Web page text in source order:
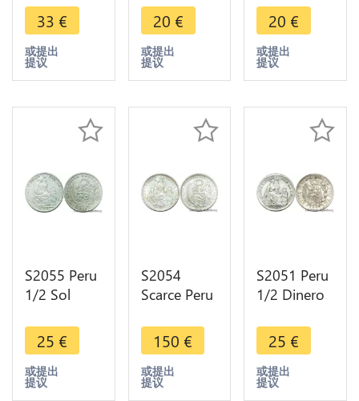
Silver ->
Faire Offre
33 €
或提出
提议
Argent
Silver ->
Faire Offre
20 €
或提出
提议
->Make
offer
20 €
或提出
提议
S2055 Peru
1/2 Sol
->Make
offer
25 €
或提出
提议
S2054
Scarce Peru
Lima 1907
FDC ! UNC !
BU Argent -
>Make
150 €
或提出
提议
S2051 Peru
1/2 Dinero
Superbe
+++ SPL ->
Make offer
25 €
或提出
提议